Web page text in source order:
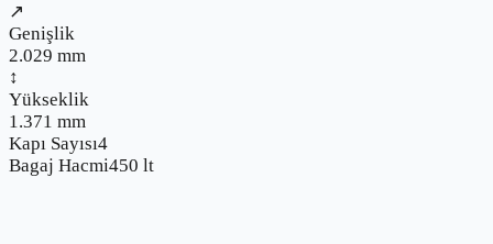
↗
Genişlik
2.029 mm
↕
Yükseklik
1.371 mm
Kapı Sayısı4
Bagaj Hacmi450 lt